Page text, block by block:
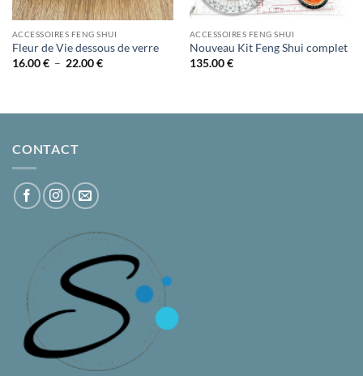
ACCESSOIRES FENG SHUI
Fleur de Vie dessous de verre
16.00€ – 22.00€Plage
22.00 €
ACCESSOIRES FENG SHUI
Nouveau Kit Feng Shui complet
135.00€
CONTACT